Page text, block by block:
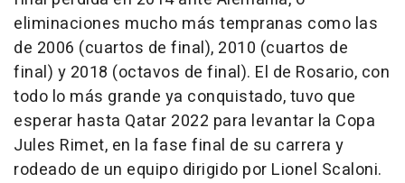
eliminaciones mucho más tempranas como las
de 2006 (cuartos de final), 2010 (cuartos de
final) y 2018 (octavos de final). El de Rosario, con
todo lo más grande ya conquistado, tuvo que
esperar hasta Qatar 2022 para levantar la Copa
Jules Rimet, en la fase final de su carrera y
rodeado de un equipo dirigido por Lionel Scaloni.